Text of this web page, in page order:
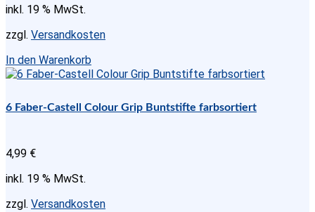
inkl. 19 % MwSt.
zzgl. Versandkosten
In den Warenkorb
6 Faber-Castell Colour Grip Buntstifte farbsortiert
4,99 €
inkl. 19 % MwSt.
zzgl. Versandkosten